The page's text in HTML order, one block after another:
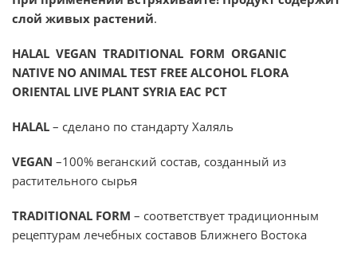
слой живых растений.
HALAL VEGAN TRADITIONAL FORM ORGANIC
NATIVE NO ANIMAL TEST FREE ALCOHOL FLORA
ORIENTAL LIVE PLANT SYRIA EAC PCT
HALAL – сделано по стандарту Халяль
VEGAN –100% веганский состав, созданный из
растительного сырья
TRADITIONAL FORM – соответствует традиционным
рецептурам лечебных составов Ближнего Востока